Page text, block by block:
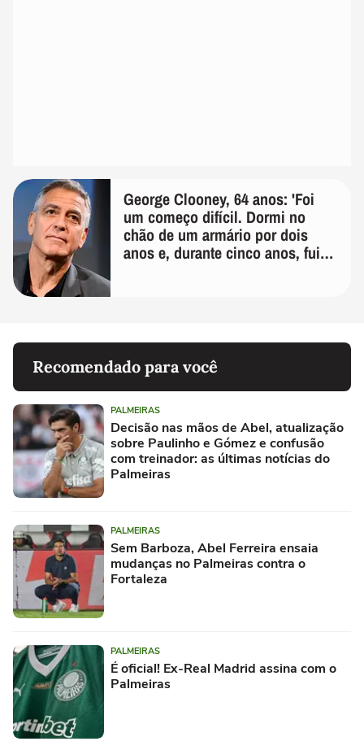
George Clooney, 64 anos: 'Foi
um começo difícil. Dormi no
chão de um armário por dois
anos e, durante cinco anos, fui
Recomendado para você
PALMEIRAS
Decisão nas mãos de Abel, atualização
sobre Paulinho e Gómez e confusão
com treinador: as últimas notícias do
Palmeiras
PALMEIRAS
Sem Barboza, Abel Ferreira ensaia
mudanças no Palmeiras contra o
Fortaleza
PALMEIRAS
É oficial! Ex-Real Madrid assina com o
Palmeiras